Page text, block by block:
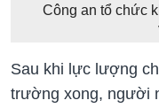
Công an tổ chức
Sau khi lực lượng
trường xong, người